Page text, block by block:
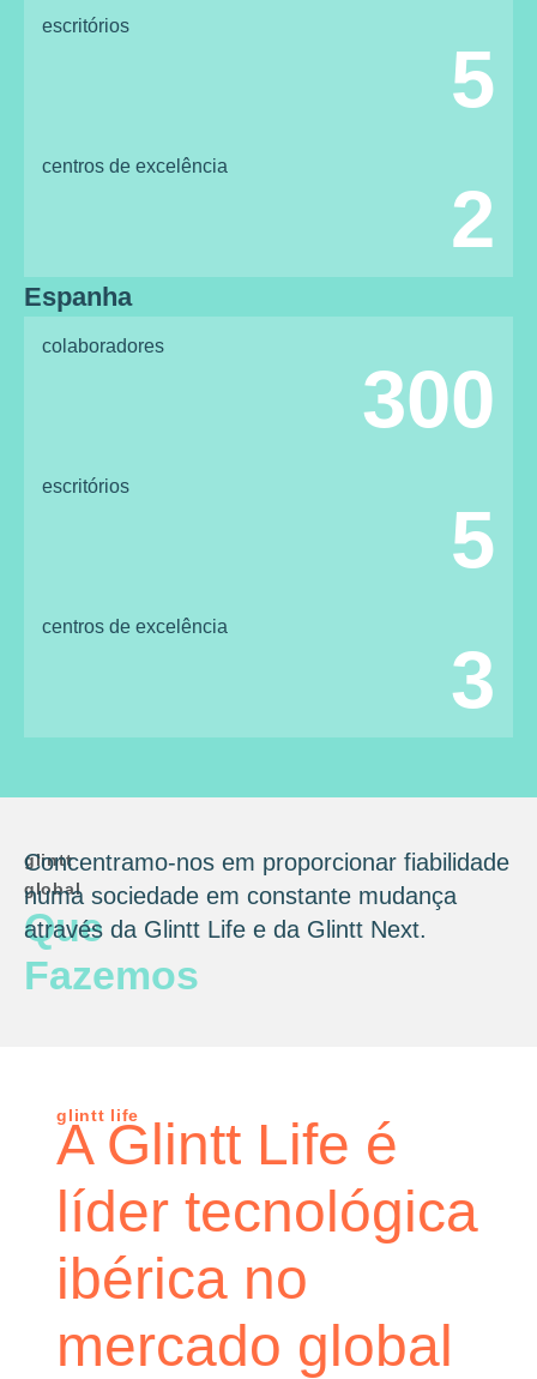
escritórios
5
centros de excelência
2
Espanha
colaboradores
300
escritórios
5
centros de excelência
3
glintt
global
Que
Fazemos
Concentramo-nos em proporcionar fiabilidade
numa sociedade em constante mudança
através da Glintt Life e da Glintt Next.
glintt life
A Glintt Life é
líder tecnológica
ibérica no
mercado global